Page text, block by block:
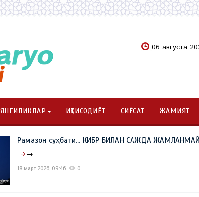
06 августа
ЯНГИЛИКЛАР ИҚТИСОДИЁТ СИЁСАТ ЖАМИЯТ
Рамазон суҳбати... КИБР БИЛАН САЖДА
→
18 март 2026, 09:46 0